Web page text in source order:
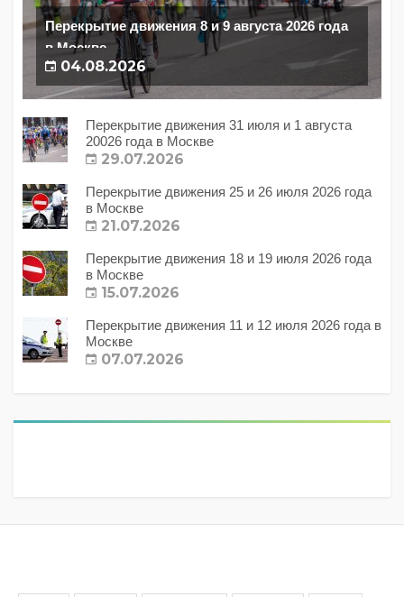
Перекрытие движения 8 и 9 августа 2026 года
в Москве
04.08.2026
Перекрытие движения 31 июля и 1 августа
20026 года в Москве
29.07.2026
Перекрытие движения 25 и 26 июля 2026 года
в Москве
21.07.2026
Перекрытие движения 18 и 19 июля 2026 года
в Москве
15.07.2026
Перекрытие движения 11 и 12 июля 2026 года в
Москве
07.07.2026